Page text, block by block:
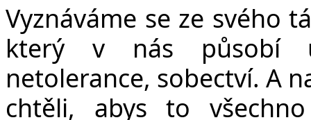
Vyznáváme se ze svého
který v nás působí
netolerance, sobectví. A
chtěli, abys to